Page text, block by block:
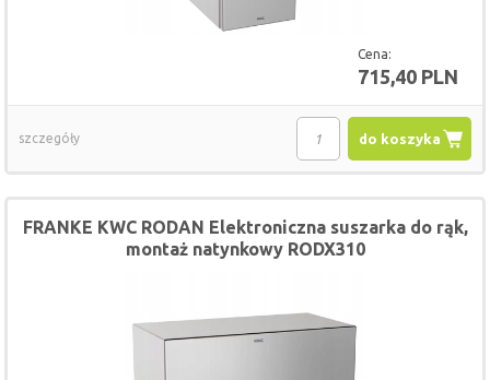
Cena:
715,40 PLN
do koszyka
szczegóły
FRANKE KWC RODAN Elektroniczna suszarka do rąk,
montaż natynkowy RODX310